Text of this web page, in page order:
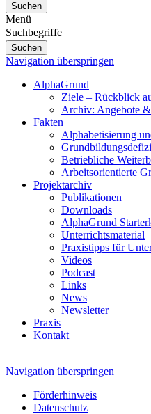
Suchen
Menü
Suchbegriffe
Suchen
Navigation überspringen
AlphaGrund
Ziele – Rückblick
Archiv: Angebote
Fakten
Alphabetisierung
Betriebliche
Arbeitsorientierte
Projektarchiv
Publikationen
Downloads
AlphaGrund
Unterrichtsmaterial
Praxistipps für
Videos
Podcast
Links
News
Newsletter
Praxis
Kontakt
Navigation überspringen
Förderhinweis
Datenschutz